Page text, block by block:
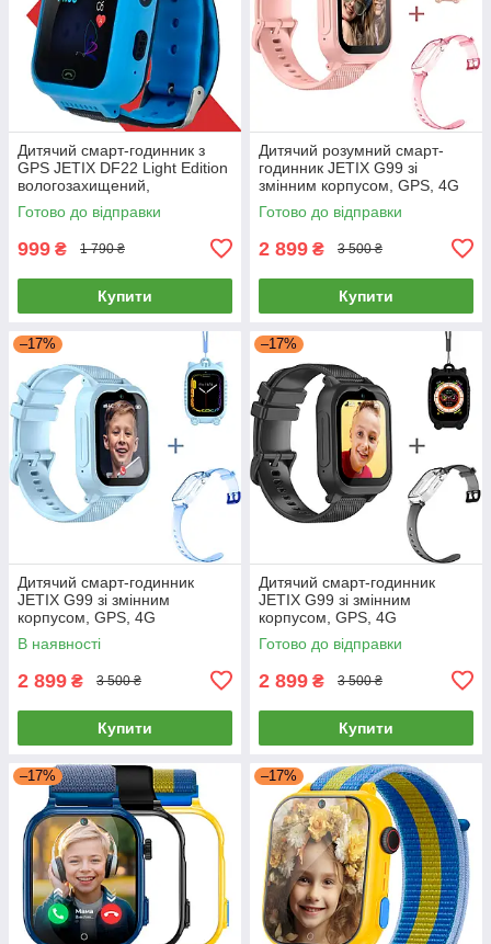
Дитячий смарт-годинник з
GPS JETIX DF22 Light Edition
вологозахищений,
оригінальний з телефоном і
камерою (Blue)
Готово до відправки
999 ₴ 1 790 ₴
Купити
Дитячий розумний смарт-
годинник JETIX G99 зі
змінним корпусом, GPS, 4G
Відеодзвінком і
вологозахистом (Pink)
Готово до відправки
2 899 ₴ 3 500 ₴
Купити
–17%
Дитячий смарт-годинник
JETIX G99 зі змінним
корпусом, GPS, 4G
Відеодзвінком і
вологозахистом (Blue)
В наявності
2 899 ₴ 3 500 ₴
Купити
–17%
Дитячий смарт-годинник
JETIX G99 зі змінним
корпусом, GPS, 4G
Відеодзвінком і
вологозахистом (Black)
Готово до відправки
2 899 ₴ 3 500 ₴
Купити
–17% –17%